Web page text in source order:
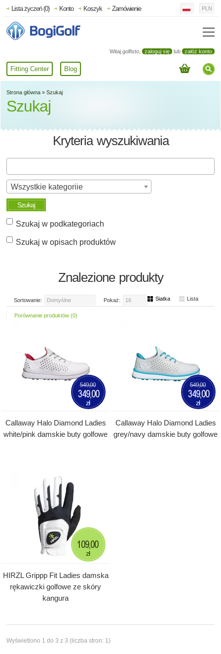
Witaj golfisto, zaloguj się lub załóż konto
Fitting Center Blog
Lista życzeń (0) Konto Koszyk Zamówienie PLN
Strona główna » Szukaj
Szukaj
Kryteria wyszukiwania
Wszystkie kategoriie
Szukaj
Szukaj w podkategoriach
Szukaj w opisach produktów
Znalezione produkty
Sortowanie: Domyślne Pokaż: 16 Siatka Lista
Porównanie produktów (0)
Callaway Halo Diamond Ladies
white/pink damskie buty golfowe
549,00
349,00
zł
Callaway Halo Diamond Ladies
grey/navy damskie buty golfowe
549,00
349,00
zł
HIRZL Grippp Fit Ladies damska
rękawiczki golfowe ze skóry
kangura
109,00
zł
Wyświetlono 1 do 3 z 3 (liczba stron: 1)